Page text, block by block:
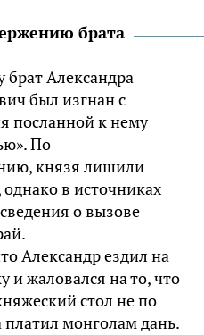
брата
брат Александра
был изгнан с
посланной к нему
По
князя лишили
в источниках
о вызове
Александр ездил на
и жаловался на то, что
стол не по
монголам дань.